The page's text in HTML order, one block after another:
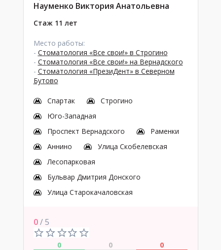
Науменко Виктория Анатольевна
Стаж 11 лет
Место работы:
- Стоматология «Все свои!» в Строгино
- Стоматология «Все свои!» на Вернадского
- Стоматология «ПрезиДент» в Северном
Бутово
Спартак
Строгино
Юго-Западная
Проспект Вернадского
Раменки
Аннино
Улица Скобелевская
Лесопарковая
Бульвар Дмитрия Донского
Улица Старокачаловская
0/ 5
0 0 0